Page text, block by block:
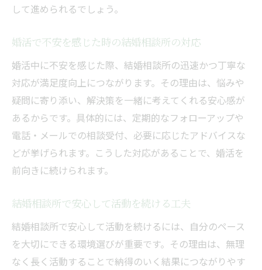
して進められるでしょう。
婚活で不安を感じた時の結婚相談所の対応
婚活中に不安を感じた際、結婚相談所の迅速かつ丁寧な
対応が満足度向上につながります。その理由は、悩みや
疑問に寄り添い、解決策を一緒に考えてくれる安心感が
あるからです。具体的には、定期的なフォローアップや
電話・メールでの相談受付、必要に応じたアドバイスな
どが挙げられます。こうした対応があることで、婚活を
前向きに続けられます。
結婚相談所で安心して活動を続ける工夫
結婚相談所で安心して活動を続けるには、自分のペース
を大切にできる環境選びが重要です。その理由は、無理
なく長く活動することで納得のいく結果につながりやす